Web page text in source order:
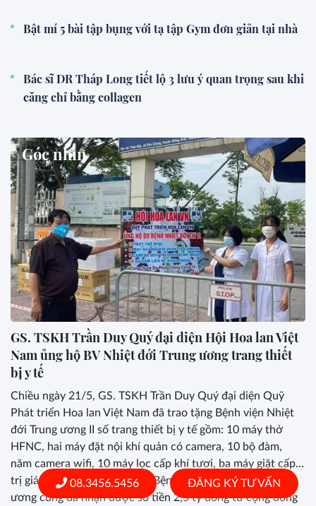
Bật mí 5 bài tập bụng với tạ tập Gym đơn giản tại nhà
Bác sĩ DR Tháp Long tiết lộ 3 lưu ý quan trọng sau khi
căng chỉ bằng collagen
Góc nhìn
GS. TSKH Trần Duy Quý đại diện Hội Hoa lan Việt
Nam ủng hộ BV Nhiệt đới Trung ương trang thiết
bị y tế
Chiều ngày 21/5, GS. TSKH Trần Duy Quý đại diện Quỹ
Phát triển Hoa lan Việt Nam đã trao tặng Bệnh viện Nhiệt
đới Trung ương II số trang thiết bị y tế gồm: 10 máy thở
HFNC, hai máy đặt nội khí quản có camera, 10 bộ đàm,
năm camera wifi, 10 máy lọc cấp khí tươi, ba máy giặt cấp…
trị giá 1,2 tỷ đồng. Trước đó, Bệnh viện Nhiệt đới Trung
ương cũng đã nhận được số tiền 2,5 tỷ đồng từ cộng đồng
08.3456.5456 ĐĂNG KÝ TƯ VẤN